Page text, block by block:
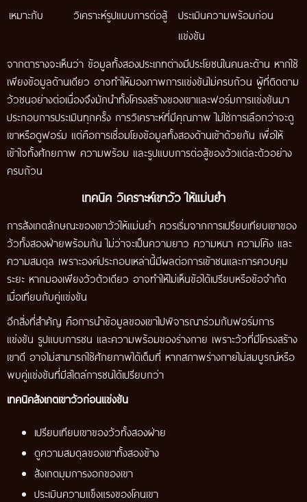
เหมาะกับ วิเคราะห์รูปแบบการต่อสู้
ประเมินความพร้อมก่อน
แข่งขัน
จากตารางจะเห็นว่า ข้อมูลทั้งสองประเภทต่างมีประโยชน์ในคนละด้าน หากใช้
เพียงข้อมูลด้านเดียว อาจทำให้มองภาพการแข่งขันไม่ครบถ้วน ผู้ที่ติดตาม
วัวชนอย่างต่อเนื่องจึงมักนำทั้งโครงสร้างของเขาและฟอร์มการแข่งขันมา
ประกอบการประเมินทุกครั้ง การวิเคราะห์ที่มีคุณภาพ ไม่ใช่การเลือกว่าจะดู
เขาหรือดูฟอร์ม แต่คือการเชื่อมโยงข้อมูลทั้งสองด้านเข้าด้วยกัน เพื่อให้
เข้าใจทั้งศักยภาพ ความพร้อม และรูปแบบการต่อสู้ของวัวแต่ละตัวอย่าง
ครบถ้วน
เทคนิค วิเคราะห์เขาวัว ให้แม่นยำ
การสังเกตลักษณะของเขาวัวให้แม่นยำ ควรเริ่มจากการเปรียบเทียบเขาของ
วัวทั้งสองฝ่ายพร้อมกัน ไม่ว่าจะเป็นความยาว ความหนา ความโค้ง และ
ความสมดุล เพราะองค์ประกอบเหล่านี้มีผลต่อการเข้าชนและการควบคุม
ระยะ หากมองเพียงวัวตัวเดียว อาจทำให้ไม่เห็นข้อได้เปรียบหรือข้อจำกัด
เมื่อเทียบกับคู่แข่งขัน
อีกสิ่งที่สำคัญ คือการนำข้อมูลของเขาไปพิจารณาร่วมกับฟอร์มการ
แข่งขัน รูปแบบการชน และความพร้อมของร่างกาย เพราะวัวที่มีโครงสร้าง
เขาดี อาจไม่สามารถใช้ศักยภาพได้เต็มที่ หากสภาพร่างกายไม่สมบูรณ์หรือ
พบคู่แข่งขันที่มีสไตล์การชนได้เปรียบกว่า
เทคนิคสังเกตเขาวัวก่อนแข่งขัน
เปรียบเทียบเขาของวัวทั้งสองฝ่าย
ดูความสมดุลของเขาทั้งสองข้าง
สังเกตมุมการงอกของเขา
ประเมินความแข็งแรงของโคนเขา